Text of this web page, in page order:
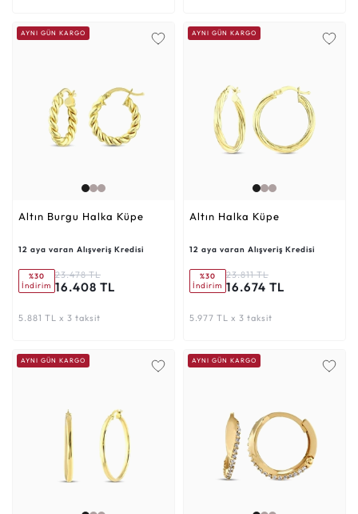
AYNI GÜN KARGO
Altın Burgu Halka Küpe
12 aya varan Alışveriş Kredisi
%30
İndirim
23.478 TL
16.408 TL
5.881 TL x 3 taksit
AYNI GÜN KARGO
Altın Halka Küpe
12 aya varan Alışveriş Kredisi
%30
İndirim
23.811 TL
16.674 TL
5.977 TL x 3 taksit
AYNI GÜN KARGO AYNI GÜN KARGO